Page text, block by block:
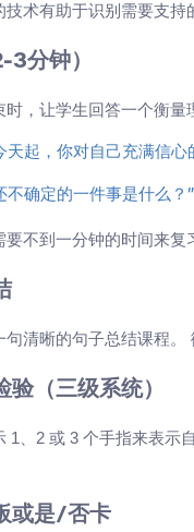
技术有助于识别需要支持
3分钟）
时，让学生回答一个衡量
天起，你对自己充满信心
不确定的一件事是什么？”
要不到一分钟的时间来复
句清晰的句子总结课程。
验（三级系统）
1、2 或 3 个手指来表示
或是/否卡